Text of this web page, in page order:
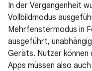
In der Vergangenheit
Vollbildmodus
Mehrfenstermodus in
ausgeführt,
Geräts. Nutzer
Apps müssen also